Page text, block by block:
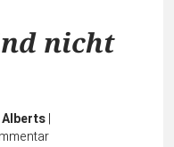
nicht
|